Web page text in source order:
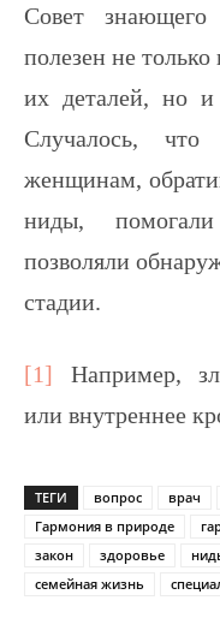
Совет знающего
полезен не
их деталей, но
Случалось,
женщинам,
ниды,
позволяли
стадии.
[1] Например,
или внутреннее
ТЕГИ вопрос врач
Гармония в природе
закон
здоровье
семейная жизнь